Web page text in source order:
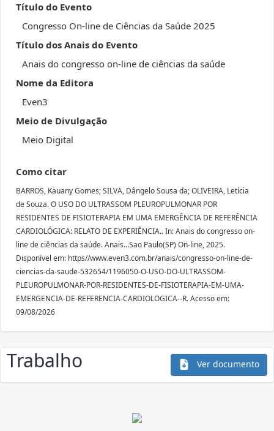
Título do Evento
Congresso On-line de Ciências da Saúde 2025
Título dos Anais do Evento
Anais do congresso on-line de ciências da saúde
Nome da Editora
Even3
Meio de Divulgação
Meio Digital
Como citar
BARROS, Kauany Gomes; SILVA, Dângelo Sousa da; OLIVEIRA, Letícia
de Souza. O USO DO ULTRASSOM PLEUROPULMONAR POR
RESIDENTES DE FISIOTERAPIA EM UMA EMERGÊNCIA DE REFERÊNCIA
CARDIOLÓGICA: RELATO DE EXPERIÊNCIA.. In: Anais do congresso on-
line de ciências da saúde. Anais...Sao Paulo(SP) On-line, 2025.
Disponível em: https//www.even3.com.br/anais/congresso-on-line-de-
ciencias-da-saude-532654/1196050-O-USO-DO-ULTRASSOM-
PLEUROPULMONAR-POR-RESIDENTES-DE-FISIOTERAPIA-EM-UMA-
EMERGENCIA-DE-REFERENCIA-CARDIOLOGICA--R. Acesso em:
09/08/2026
Trabalho Ver documento